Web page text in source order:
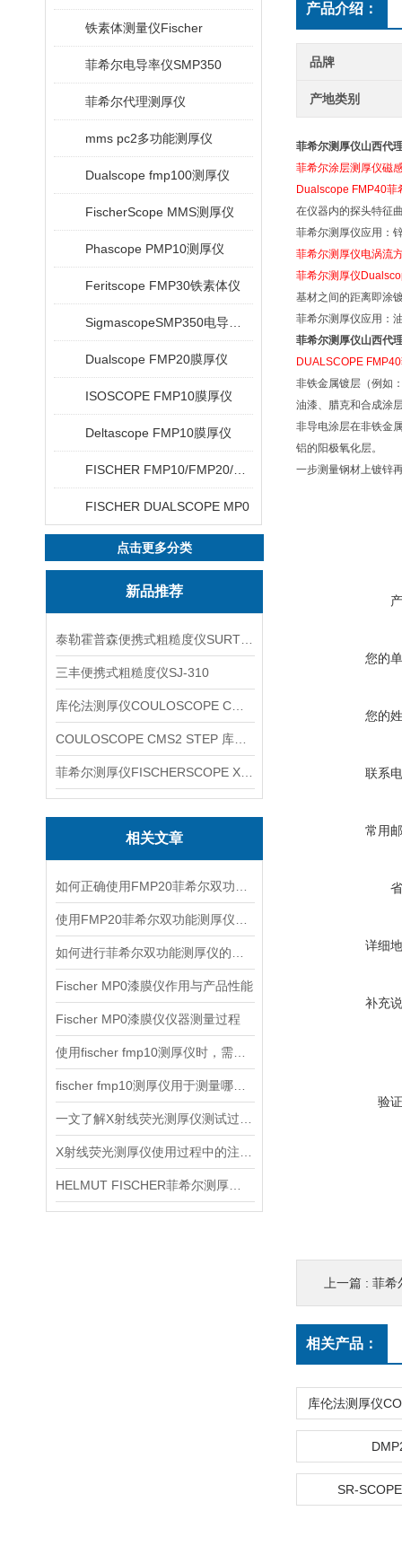
铁素体测量仪Fischer
菲希尔电导率仪SMP350
菲希尔代理测厚仪
mms pc2多功能测厚仪
Dualscope fmp100测厚仪
FischerScope MMS测厚仪
Phascope PMP10测厚仪
Feritscope FMP30铁素体仪
Dualscope FMP20膜厚仪
ISOSCOPE FMP10膜厚仪
Deltascope FMP10膜厚仪
FISCHER DUALSCOPE MP0
点击更多分类
新品推荐
三丰便携式粗糙度仪SJ-310
相关文章
Fischer MP0漆膜仪作用与产品性能
Fischer MP0漆膜仪仪器测量过程
产品介绍：
品牌
产地类别
菲希尔测厚仪山西代
菲希尔涂层测厚仪磁
Dualscope FMP40菲
在仪器内的探头特征
菲希尔测厚仪应用：
菲希尔测厚仪电涡流
菲希尔测厚仪
基材之间的距离即涂
菲希尔测厚仪应用：
菲希尔测厚仪山西代
DUALSCOPE
非铁金属镀层（例如
油漆、腊克和合成涂
非导电涂层在非铁金
铝的阳极氧化层。
一步测量钢材上镀锌
您的
您的
联系
常用
详细
补充
验
上一篇 : 菲希
相关产品：
SR-